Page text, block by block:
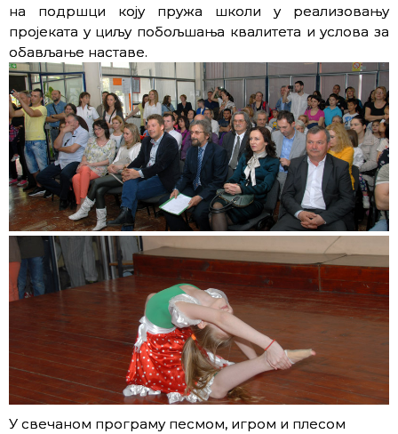
на подршци коју пружа школи у реализовању
пројеката у циљу побољшања квалитета и услова за
обављање наставе.
У свечаном програму песмом, игром и плесом